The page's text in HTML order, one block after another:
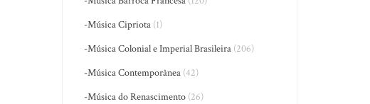
-Música Cipriota (1)
-Música Colonial e Imperial Brasileira (206)
-Música Contemporânea (42)
-Música do Renascimento (26)